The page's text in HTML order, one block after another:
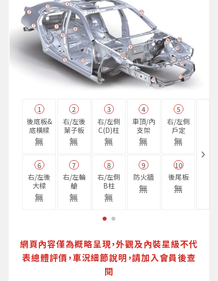
1
後底板&
底橫樑
無
2
右/左後
葉子板
無
3
右/左側
C(D)柱
無
4
車頂/內
支架
無
5
右/左側
戶定
無
6
右/左後
大樑
無
7
右/左輪
艙
無
8
右/左側
B柱
無
9
防火牆
無
10
後尾板
無
網頁內容僅為概略呈現，外觀及內裝星級不代
表總體評價，車況細節說明，請加入會員後查
閱